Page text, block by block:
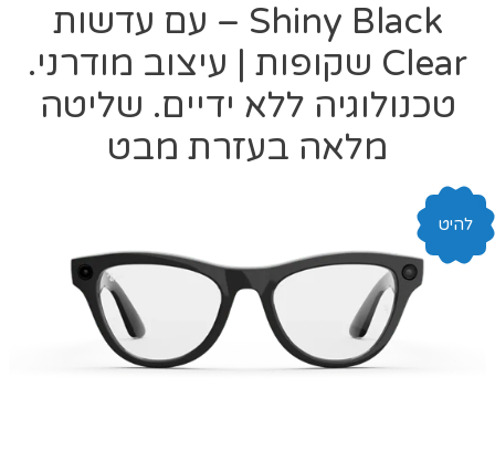
Shiny Black – עם עדשות
Clear שקופות | עיצוב מודרני.
טכנולוגיה ללא ידיים. שליטה
מלאה בעזרת מבט
להיט